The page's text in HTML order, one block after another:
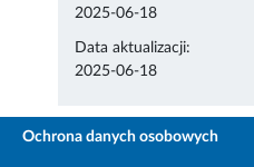
2025-06-18
Data aktualizacji:
2025-06-18
Ochrona danych osobowych